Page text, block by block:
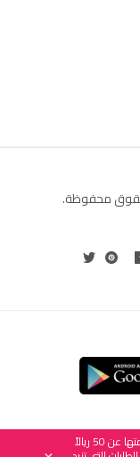
محفوظة.
شحن مجاني داخل سلطنة عمان للطلبات التي تزيد قيمتها عن 50 ريالاً )